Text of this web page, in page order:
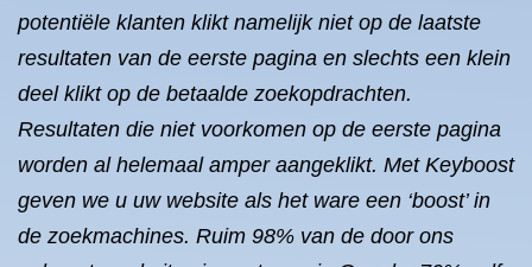
potentiële klanten klikt namelijk niet op de laatste
resultaten van de eerste pagina en slechts een klein
deel klikt op de betaalde zoekopdrachten.
Resultaten die niet voorkomen op de eerste pagina
worden al helemaal amper aangeklikt. Met Keyboost
geven we u uw website als het ware een ‘boost’ in
de zoekmachines. Ruim 98% van de door ons